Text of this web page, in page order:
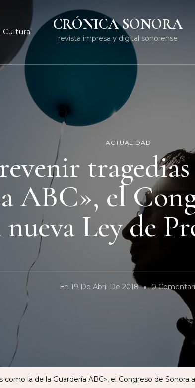
Cultura CRÓNICA SONORA
revista impresa y digital sonorense
ACTUALIDAD
ABC», el
nueva Ley de
En 19 De Abril De 2018 0
como la de la Guardería ABC», el Congreso de